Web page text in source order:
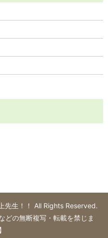
生！！ All Rights Reserved.
どの無断複写・転載を禁じま